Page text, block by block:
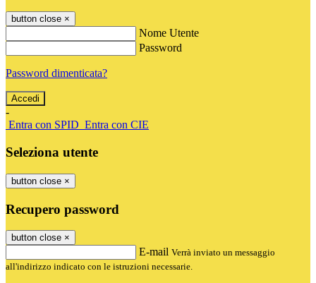
button close ×
Nome Utente
Password
Password dimenticata?
-
Entra con SPID Entra con CIE
Seleziona utente
button close ×
Recupero password
button close ×
E-mail Verrà inviato un messaggio
all'indirizzo indicato con le istruzioni necessarie.